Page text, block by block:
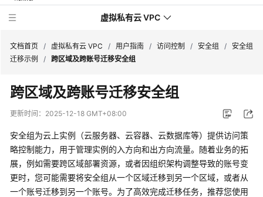
虚拟私有云 VPC
新
动
产
品
介
绍
文档首页 / 虚拟私有云 VPC / 用户指南 / 访问控制 / 安全组 / 安全组
迁移示例
/ 跨区域及跨账号迁移安全组
跨区域及跨账号迁移安全组
更新时间： 2025-12-18 GMT+08:00
安全组为云上实例（云服务器、云容器、云数据库等）提供访问策
略控制能力，用于管理实例的入方向和出方向流量。随着业务的拓
展，例如需要跨区域部署资源，或者因组织架构调整导致的账号变
更时，您可能需要将安全组从一个区域迁移到另一个区域，或者从
一个账号迁移到另一个账号。为了高效完成迁移任务，推荐您使用